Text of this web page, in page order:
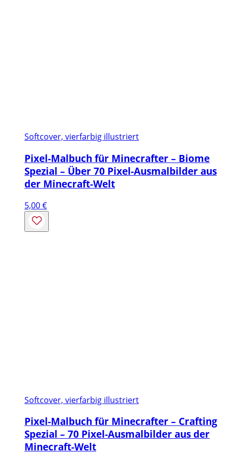
Softcover, vierfarbig illustriert
Pixel-Malbuch für Minecrafter – Biome
Spezial – Über 70 Pixel-Ausmalbilder aus
der Minecraft-Welt
5,00€
Softcover, vierfarbig illustriert
Pixel-Malbuch für Minecrafter – Crafting
Spezial – 70 Pixel-Ausmalbilder aus der
Minecraft-Welt